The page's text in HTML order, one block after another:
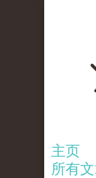
主页
所有